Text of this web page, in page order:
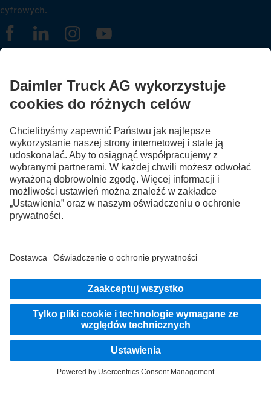
cyfrowych.
FOLLOW THE ROADSTARS.
Wymień się doświadczeniami z innymi kierowcami
ciężarówek.
Wsiądź
Informacje prawne
EU Data Act
Ustawa o Usługach Cyfrowych („DSA”)